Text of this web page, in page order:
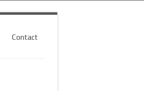
Contact